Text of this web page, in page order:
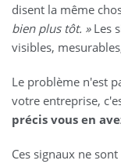
disent la même
bien plus tôt. »Les
visibles,
Le problème n'est
votre entreprise,
précis vous en
Ces signaux ne